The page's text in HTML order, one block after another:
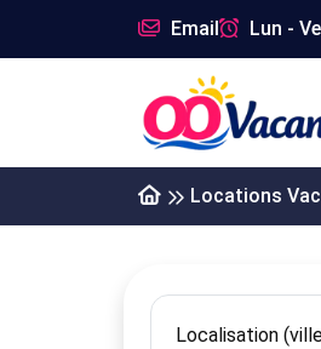
Email Lun -
Locations